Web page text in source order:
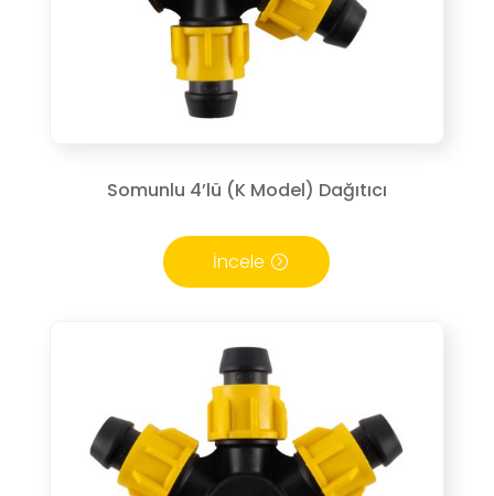
Somunlu 4’lü (K Model) Dağıtıcı
İncele